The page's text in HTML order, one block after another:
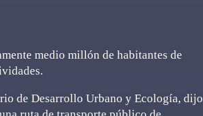
medio millón de habitantes de
de Desarrollo Urbano y Ecología, dijo